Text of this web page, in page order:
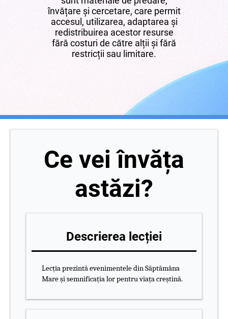
învățare și cercetare, care permit
accesul, utilizarea, adaptarea și
redistribuirea acestor resurse
fără costuri de către alții și fără
restricții sau limitare.
Ce vei învăța
astăzi?
Descrierea lecției
Lecția prezintă evenimentele din Săptămâna
Mare și semnificația lor pentru viața creștină.